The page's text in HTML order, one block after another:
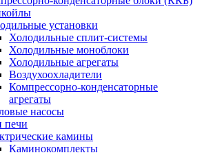
установки
Холодильные сплит-системы
Холодильные моноблоки
Холодильные агрегаты
Воздухоохладители
Компрессорно-конденсаторные
агрегаты
насосы
печи
камины
Каминокомплекты